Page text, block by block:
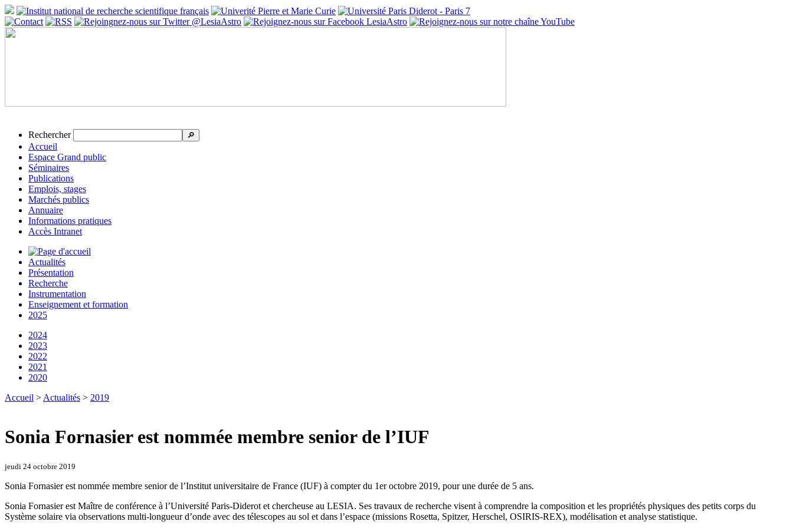
Rechercher 🔎
Accueil
Espace Grand public
Séminaires
Publications
Emplois, stages
Marchés publics
Annuaire
Informations pratiques
Accès Intranet
Actualités
Présentation
Recherche
Instrumentation
Enseignement et formation
2025
2024
2023
2022
2021
2020
Accueil > Actualités > 2019
Sonia Fornasier est nommée membre senior de l’IUF
jeudi 24 octobre 2019
Sonia Fornasier est nommée membre senior de l’Institut universitaire de France (IUF) à compter du 1er octobre 2019, pour une durée de 5 ans.
Sonia Fornasier est Maître de conférence à l’Université Paris-Diderot et chercheuse au LESIA. Ses travaux de recherche visent à comprendre la composition et les propriétés physiques des petits corps du
Système solaire via observations multi-longueur d’onde avec des télescopes au sol et dans l’espace (missions Rosetta, Spitzer, Herschel, OSIRIS-REX), modélisation et analyse statistique.